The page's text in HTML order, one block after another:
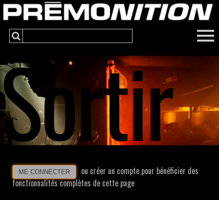
Sortir
ME CONNECTER
ou créer un compte pour bénéficier des
fonctionnalités complètes de cette page